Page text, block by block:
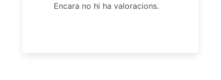
Encara no hi ha valoracions.